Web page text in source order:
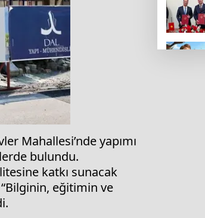
Mahallesi’nde yapımı
bulundu.
katkı sunacak
“Bilginin, eğitimin ve